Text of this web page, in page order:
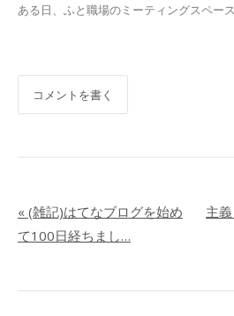
ある日、ふと職場のミーティングスペー
コメントを書く
« (雑記)はてなブログを始め
て100日経ちまし…
主